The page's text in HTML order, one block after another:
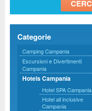
Categorie
Camping Campania
Escursioni e Divertimenti
Campania
Hotels Campania
Hotel SPA Campania
Hotel all inclusive
Campania